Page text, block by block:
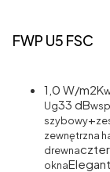
FWP U5 FSC
1,0 W/m2K
Ug33 dB
szybowy+
zewnętrzna
drewna
oknaElegant